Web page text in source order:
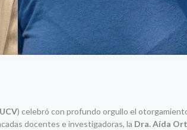
) celebró con profundo orgullo el
docentes e investigadoras, la Dra. Aída